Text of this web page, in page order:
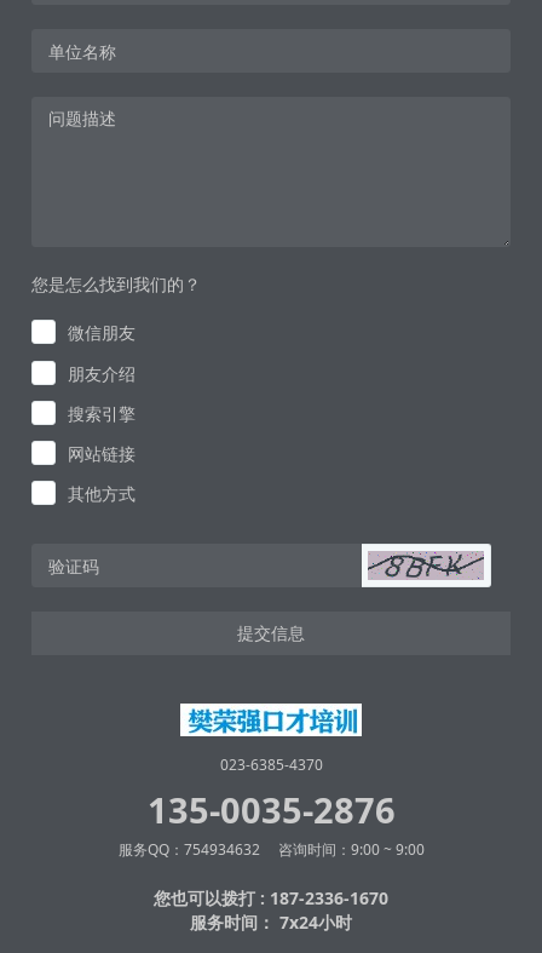
您是怎么找到我们的？
微信朋友
朋友介绍
搜索引擎
网站链接
其他方式
提交信息
023-6385-4370
135-0035-2876
服务QQ：754934632 咨询时间：9:00 ~ 9:00
您也可以拨打 : 187-2336-1670
服务时间： 7x24小时